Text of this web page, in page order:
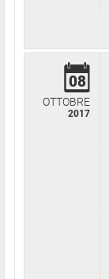
08
OTTOBRE
2017